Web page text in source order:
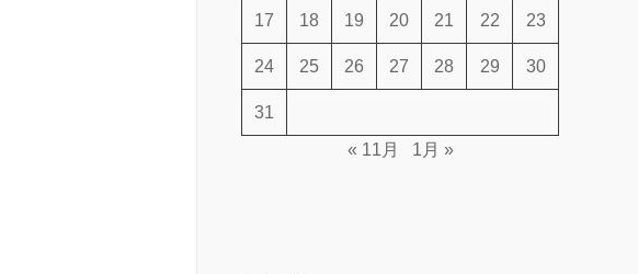
17 18 19 20 21 22 23
24 25 26 27 28 29 30
31
« 11月
1月 »